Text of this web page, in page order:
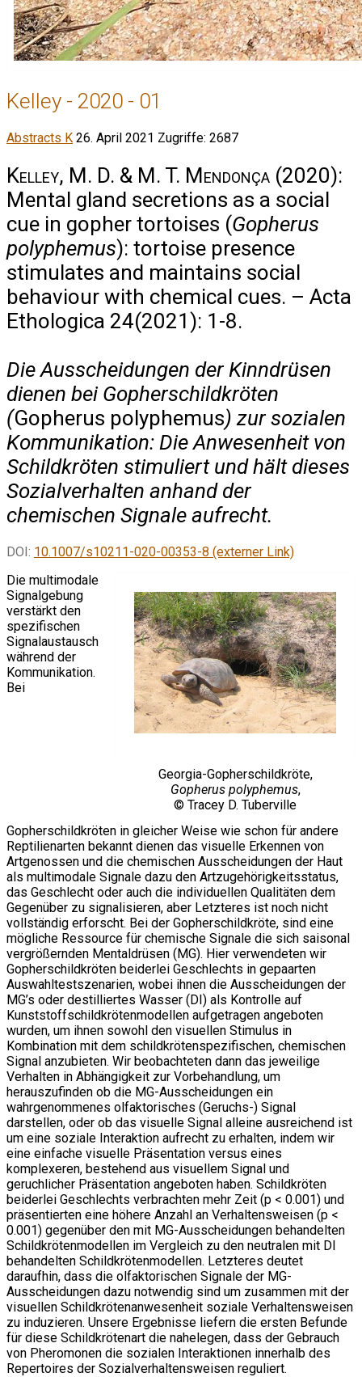
Kelley - 2020 - 01
Abstracts K 26. April 2021 Zugriffe: 2687
Kelley, M. D. & M. T. Mendonça (2020):
Mental gland secretions as a social
cue in gopher tortoises (Gopherus
polyphemus): tortoise presence
stimulates and maintains social
behaviour with chemical cues. – Acta
Ethologica 24(2021): 1-8.
Die Ausscheidungen der Kinndrüsen
dienen bei Gopherschildkröten
(Gopherus polyphemus) zur sozialen
Kommunikation: Die Anwesenheit von
Schildkröten stimuliert und hält dieses
Sozialverhalten anhand der
chemischen Signale aufrecht.
DOI: 10.1007/s10211-020-00353-8 (externer Link)
Georgia-Gopherschildkröte,
Gopherus polyphemus,
© Tracey D. Tuberville
Die multimodale
Signalgebung
verstärkt den
spezifischen
Signalaustausch
während der
Kommunikation.
Bei
Gopherschildkröten in gleicher Weise wie schon für andere
Reptilienarten bekannt dienen das visuelle Erkennen von
Artgenossen und die chemischen Ausscheidungen der Haut
als multimodale Signale dazu den Artzugehörigkeitsstatus,
das Geschlecht oder auch die individuellen Qualitäten dem
Gegenüber zu signalisieren, aber Letzteres ist noch nicht
vollständig erforscht. Bei der Gopherschildkröte, sind eine
mögliche Ressource für chemische Signale die sich saisonal
vergrößernden Mentaldrüsen (MG). Hier verwendeten wir
Gopherschildkröten beiderlei Geschlechts in gepaarten
Auswahltestszenarien, wobei ihnen die Ausscheidungen der
MG’s oder destilliertes Wasser (DI) als Kontrolle auf
Kunststoffschildkrötenmodellen aufgetragen angeboten
wurden, um ihnen sowohl den visuellen Stimulus in
Kombination mit dem schildkrötenspezifischen, chemischen
Signal anzubieten. Wir beobachteten dann das jeweilige
Verhalten in Abhängigkeit zur Vorbehandlung, um
herauszufinden ob die MG-Ausscheidungen ein
wahrgenommenes olfaktorisches (Geruchs-) Signal
darstellen, oder ob das visuelle Signal alleine ausreichend ist
um eine soziale Interaktion aufrecht zu erhalten, indem wir
eine einfache visuelle Präsentation versus eines
komplexeren, bestehend aus visuellem Signal und
geruchlicher Präsentation angeboten haben. Schildkröten
beiderlei Geschlechts verbrachten mehr Zeit (p < 0.001) und
präsentierten eine höhere Anzahl an Verhaltensweisen (p <
0.001) gegenüber den mit MG-Ausscheidungen behandelten
Schildkrötenmodellen im Vergleich zu den neutralen mit DI
behandelten Schildkrötenmodellen. Letzteres deutet
daraufhin, dass die olfaktorischen Signale der MG-
Ausscheidungen dazu notwendig sind um zusammen mit der
visuellen Schildkrötenanwesenheit soziale Verhaltensweisen
zu induzieren. Unsere Ergebnisse liefern die ersten Befunde
für diese Schildkrötenart die nahelegen, dass der Gebrauch
von Pheromonen die sozialen Interaktionen innerhalb des
Repertoires der Sozialverhaltensweisen reguliert.